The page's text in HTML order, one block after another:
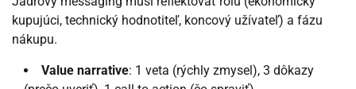
kupujúci, technický hodnotiteľ, koncový užívateľ) a fázu
nákupu.
Value narrative: 1 veta (rýchly zmysel), 3 dôkazy